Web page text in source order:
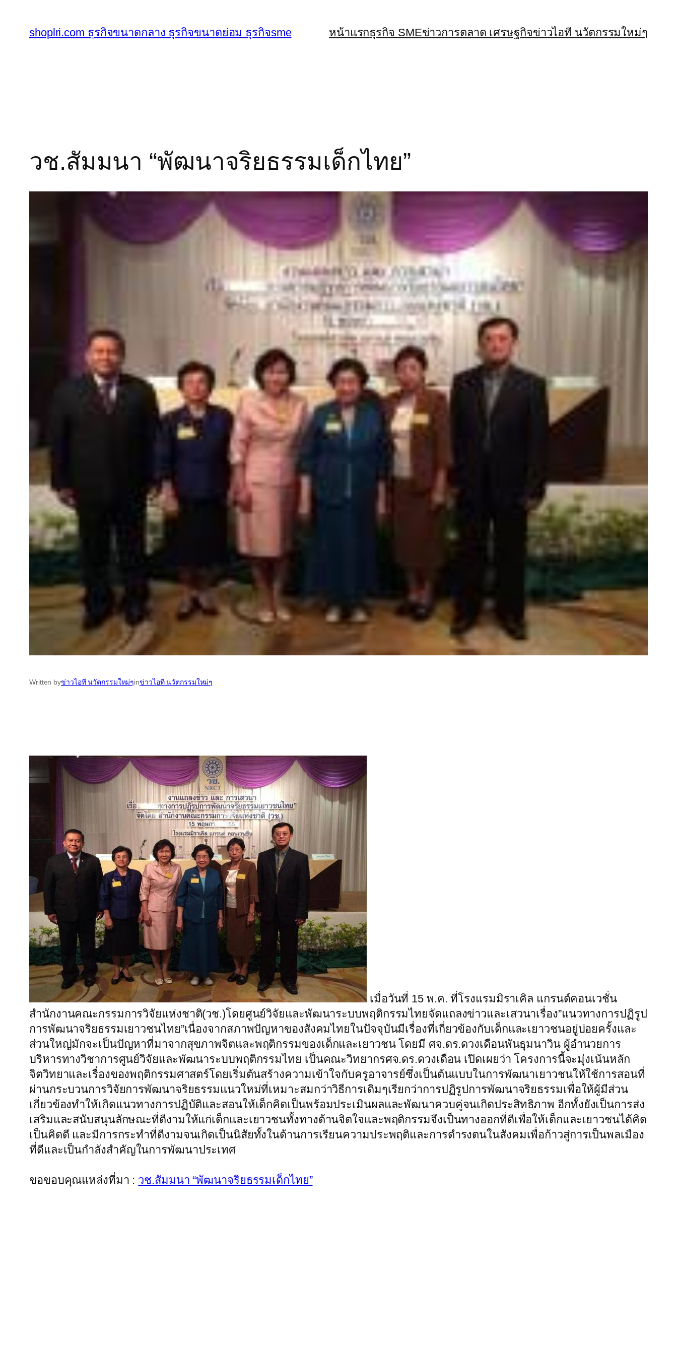
shoplri.com ธุรกิจขนาดกลาง ธุรกิจขนาดย่อม ธุรกิจsme หน้าแรกธุรกิจ SMEข่าวการตลาด เศรษฐกิจข่าวไอที นวัตกรรมใหม่ๆ
วช.สัมมนา “พัฒนาจริยธรรมเด็กไทย”
Written byข่าวไอที นวัตกรรมใหม่ๆinข่าวไอที นวัตกรรมใหม่ๆ
เมื่อวันที่ 15 พ.ค. ที่โรงแรมมิราเคิล แกรนด์คอนเวชั่น
สำนักงานคณะกรรมการวิจัยแห่งชาติ(วช.)โดยศูนย์วิจัยและพัฒนาระบบพฤติกรรมไทยจัดแถลงข่าวและเสวนาเรื่อง”แนวทางการปฏิรูป
การพัฒนาจริยธรรมเยาวชนไทย”เนื่องจากสภาพปัญหาของสังคมไทยในปัจจุบันมีเรื่องที่เกี่ยวข้องกับเด็กและเยาวชนอยู่บ่อยครั้งและ
ส่วนใหญ่มักจะเป็นปัญหาที่มาจากสุขภาพจิตและพฤติกรรมของเด็กและเยาวชน โดยมี ศจ.ดร.ดวงเดือนพันธุมนาวิน ผู้อำนวยการ
บริหารทางวิชาการศูนย์วิจัยและพัฒนาระบบพฤติกรรมไทย เป็นคณะวิทยากรศจ.ดร.ดวงเดือน เปิดเผยว่า โครงการนี้จะมุ่งเน้นหลัก
จิตวิทยาและเรื่องของพฤติกรรมศาสตร์โดยเริ่มต้นสร้างความเข้าใจกับครูอาจารย์ซึ่งเป็นต้นแบบในการพัฒนาเยาวชนให้ใช้การสอนที่
ผ่านกระบวนการวิจัยการพัฒนาจริยธรรมแนวใหม่ที่เหมาะสมกว่าวิธีการเดิมๆเรียกว่าการปฏิรูปการพัฒนาจริยธรรมเพื่อให้ผู้มีส่วน
เกี่ยวข้องทำให้เกิดแนวทางการปฏิบัติและสอนให้เด็กคิดเป็นพร้อมประเมินผลและพัฒนาควบคู่จนเกิดประสิทธิภาพ อีกทั้งยังเป็นการส่ง
เสริมและสนับสนุนลักษณะที่ดีงามให้แก่เด็กและเยาวชนทั้งทางด้านจิตใจและพฤติกรรมจึงเป็นทางออกที่ดีเพื่อให้เด็กและเยาวชนได้คิด
เป็นคิดดี และมีการกระทำที่ดีงามจนเกิดเป็นนิสัยทั้งในด้านการเรียนความประพฤติและการดำรงตนในสังคมเพื่อก้าวสู่การเป็นพลเมือง
ที่ดีและเป็นกำลังสำคัญในการพัฒนาประเทศ
ขอขอบคุณแหล่งที่มา : วช.สัมมนา “พัฒนาจริยธรรมเด็กไทย”